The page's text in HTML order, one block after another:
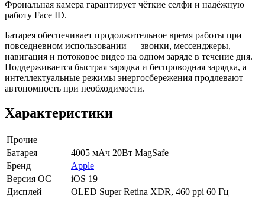
Фрональная камера гарантирует чёткие селфи и надёжную
работу Face ID.
Батарея обеспечивает продолжительное время работы при
повседневном использовании — звонки, мессенджеры,
навигация и потоковое видео на одном заряде в течение дня.
Поддерживается быстрая зарядка и беспроводная зарядка, а
интеллектуальные режимы энергосбережения продлевают
автономность при необходимости.
Характеристики
Прочие
Батарея
4005 мАч 20Вт MagSafe
Бренд
Apple
Версия ОС
iOS 19
Дисплей
OLED Super Retina XDR, 460 ppi 60 Гц